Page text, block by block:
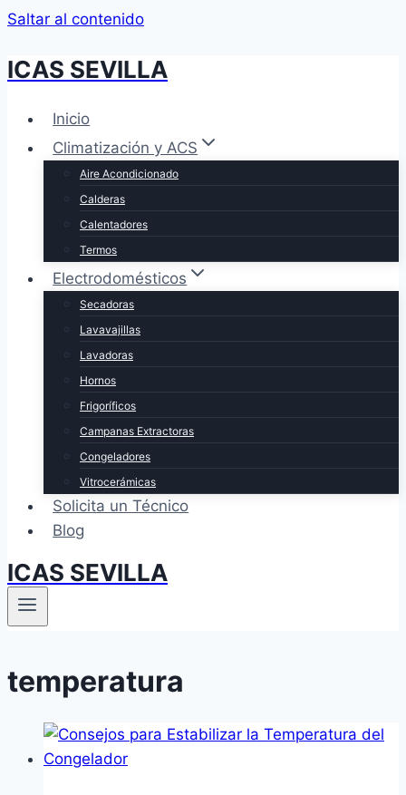
Saltar al contenido
ICAS SEVILLA
Inicio
Climatización y ACS
Aire Acondicionado
Calderas
Calentadores
Termos
Electrodomésticos
Secadoras
Lavavajillas
Lavadoras
Hornos
Frigoríficos
Campanas Extractoras
Congeladores
Vitrocerámicas
Solicita un Técnico
Blog
ICAS SEVILLA
temperatura